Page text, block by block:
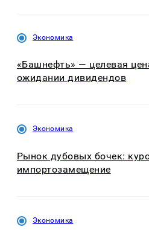
Экономика
«Башнефть» — целевая
ожидании дивидендов
Экономика
Рынок дубовых бочек:
импортозамещение
Экономика